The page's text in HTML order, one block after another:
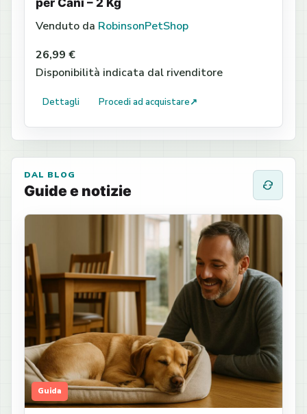
per Cani – 2 Kg
Venduto da RobinsonPetShop
26,99 €
Disponibilità indicata dal rivenditore
Dettagli Procedi ad acquistare↗
DAL BLOG
Guide e notizie
Guida